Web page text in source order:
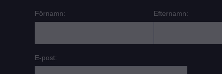
Förnamn: Efternamn:
E-post: